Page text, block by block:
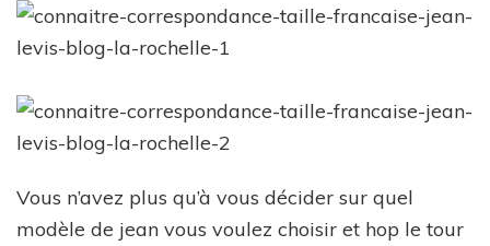
Vous n’avez plus qu’à vous décider sur quel
modèle de jean vous voulez choisir et hop le tour